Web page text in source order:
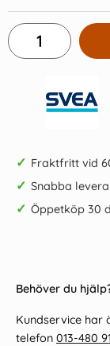
✓ Fraktfritt vid
✓ Snabba
✓ Öppetköp 30
Behöver du
Kundservice har
telefon 013-480